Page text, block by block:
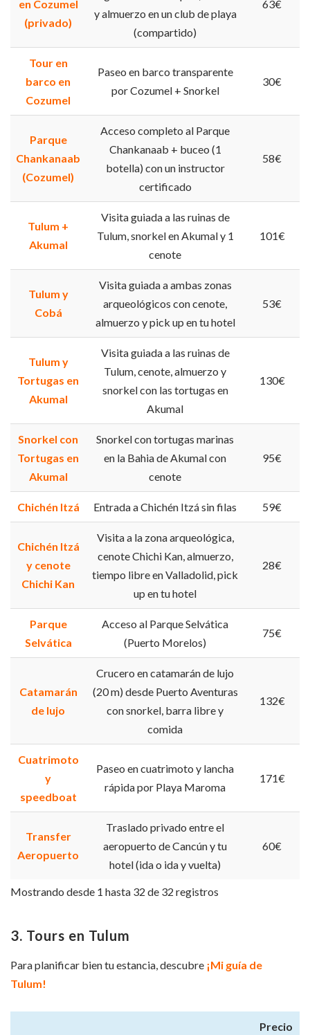
en Cozumel
(privado)
y almuerzo en un club de playa
(compartido)
63€
Tour en
barco en
Cozumel
Paseo en barco transparente
por Cozumel + Snorkel
30€
Parque
Chankanaab
(Cozumel)
Acceso completo al Parque
Chankanaab + buceo (1
botella) con un instructor
certificado
58€
Tulum +
Akumal
Visita guiada a las ruinas de
Tulum, snorkel en Akumal y 1
cenote
101€
Tulum y
Cobá
Visita guiada a ambas zonas
arqueológicos con cenote,
almuerzo y pick up en tu hotel
53€
Tulum y
Tortugas en
Akumal
Visita guiada a las ruinas de
Tulum, cenote, almuerzo y
snorkel con las tortugas en
Akumal
130€
Snorkel con
Tortugas en
Akumal
Snorkel con tortugas marinas
en la Bahia de Akumal con
cenote
95€
Chichén Itzá Entrada a Chichén Itzá sin filas 59€
Chichén Itzá
y cenote
Chichi Kan
Visita a la zona arqueológica,
cenote Chichi Kan, almuerzo,
tiempo libre en Valladolid, pick
up en tu hotel
28€
Parque
Selvática
Acceso al Parque Selvática
(Puerto Morelos)
75€
Catamarán
de lujo
Crucero en catamarán de lujo
(20 m) desde Puerto Aventuras
con snorkel, barra libre y
comida
132€
Cuatrimoto
y
speedboat
Paseo en cuatrimoto y lancha
rápida por Playa Maroma
171€
Transfer
Aeropuerto
Traslado privado entre el
aeropuerto de Cancún y tu
hotel (ida o ida y vuelta)
60€
Mostrando desde 1 hasta 32 de 32 registros
3. Tours en Tulum
Para planificar bien tu estancia, descubre ¡Mi guía de
Tulum!
Precio